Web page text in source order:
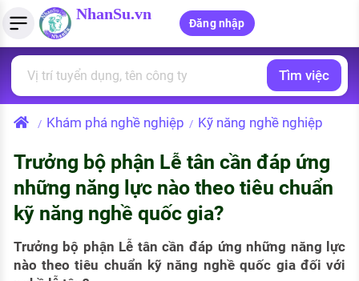
NhanSu.vn
Đăng nhập
Tìm việc làm
Việc làm ngành luật
Việc làm lương cao
Việc làm tốt nhất
CÔNG TY
Quản lý CV
Tải CV lên
Tạo CV trực tuyến
MẪU CV THEO STYLE
Mẫu CV đơn giản
Tính lương Gross - Net
Tính thuế thu nhập cá nhân
Tính trợ cấp thất nghiệp
PHÁP LUẬT VIỆT NAM
Văn bản pháp luật
PHÁP LUẬT LAO ĐỘNG
Lao động và tiền lương
Thuế thu nhập
Tìm việc
/ Khám phá nghề nghiệp / Kỹ năng nghề nghiệp
Trưởng bộ phận Lễ tân cần đáp ứng
những năng lực nào theo tiêu chuẩn
kỹ năng nghề quốc gia?
Trưởng bộ phận Lễ tân cần đáp ứng những năng lực
nào theo tiêu chuẩn kỹ năng nghề quốc gia đối với